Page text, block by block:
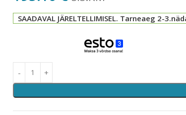
SAADAVAL JÄRELTELLIMISEL. Tarneaeg 2-